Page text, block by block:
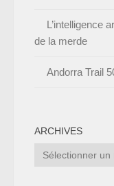
L’intelligence
de la merde
Andorra Trail
ARCHIVES
Archives